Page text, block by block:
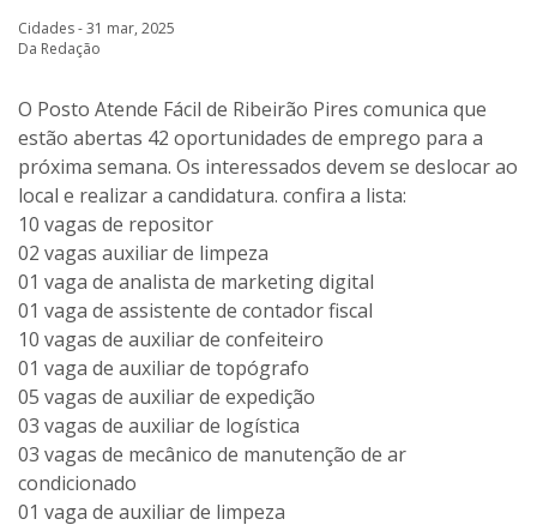
Cidades - 31 mar, 2025
Da Redação
O Posto Atende Fácil de Ribeirão Pires comunica que
estão abertas 42 oportunidades de emprego para a
próxima semana. Os interessados devem se deslocar ao
local e realizar a candidatura. confira a lista:
10 vagas de repositor
02 vagas auxiliar de limpeza
01 vaga de analista de marketing digital
01 vaga de assistente de contador fiscal
10 vagas de auxiliar de confeiteiro
01 vaga de auxiliar de topógrafo
05 vagas de auxiliar de expedição
03 vagas de auxiliar de logística
03 vagas de mecânico de manutenção de ar
condicionado
01 vaga de auxiliar de limpeza